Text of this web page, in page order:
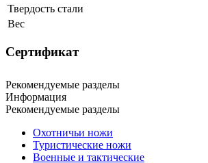
Твердость стали
Вес
Сертификат
Рекомендуемые разделы
Информация
Рекомендуемые разделы
Охотничьи ножи
Туристические ножи
Военные и тактические